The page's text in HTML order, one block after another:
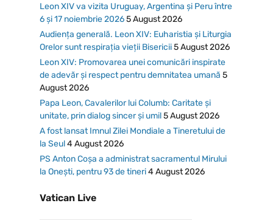
Leon XIV va vizita Uruguay, Argentina și Peru între
6 și 17 noiembrie 20265 August 2026
Audiența generală. Leon XIV: Euharistia și Liturgia
Orelor sunt respirația vieții Bisericii5 August 2026
Leon XIV: Promovarea unei comunicări inspirate
de adevăr și respect pentru demnitatea umană 5
August 2026
Papa Leon, Cavalerilor lui Columb: Caritate și
unitate, prin dialog sincer și umil5 August 2026
A fost lansat Imnul Zilei Mondiale a Tineretului de
la Seul4 August 2026
PS Anton Coșa a administrat sacramentul Mirului
la Onești, pentru 93 de tineri4 August 2026
Vatican Live